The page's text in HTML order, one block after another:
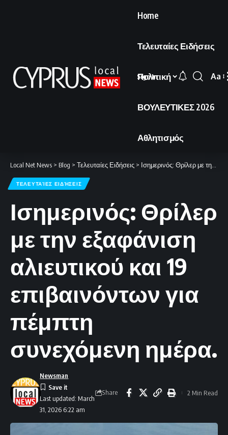
Home
Τελευταίες Ειδήσεις
Πολιτική
ΒΟΥΛΕΥΤΙΚΕΣ 2026
Αθλητισμός
Sign In
Font
Aa
Local Net News > Blog > Τελευταίες Ειδήσεις > Ισημερινός: Θρίλερ με την εξαφάνιση αλιευτικού και 19 επιβαινόντων για πέμπτη συνεχόμενη ημέρα.
ΤΕΛΕΥΤΑΊΕΣ ΕΙΔΉΣΕΙΣ
Ισημερινός: Θρίλερ
με την εξαφάνιση
αλιευτικού και 19
επιβαινόντων για
πέμπτη
συνεχόμενη ημέρα.
Last updated: March
31, 2026 6:22 am
Newsman
Share 2 Min Read